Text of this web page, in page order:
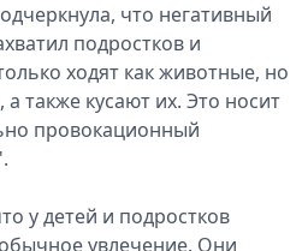
что негативный
подростков и
ходят как животные, но
также кусают их. Это носит
провокационный
у детей и подростков
увлечение. Они